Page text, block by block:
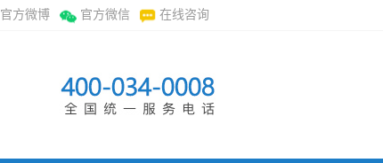
官方微博 官方微信 在线咨询